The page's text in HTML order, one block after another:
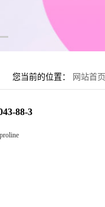
您当前的位置： 网站首页
88-3